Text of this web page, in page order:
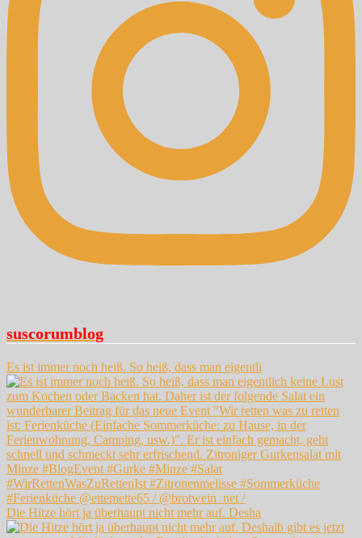
suscorumblog
Es ist immer noch heiß. So heiß, dass man eigentli
Die Hitze hört ja überhaupt nicht mehr auf. Desha